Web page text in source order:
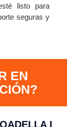
listo para
seguras y
EN
I